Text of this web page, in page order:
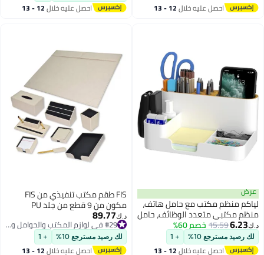
احصل عليه خلال 12 - 13 احصل عليه خلال 12 - 13
منظم مكتب مع حامل هاتف،
مكتبي متعدد الوظائف، حامل
وعلبة تخزين لمستلزمات
للمنزل والمدرسة والعمل،
إكسسوارات عصري لمساحة
6.23
15.59خصم 60%
رصيد مسترجع 10% + 1
احصل عليه خلال 12 - 13
FIS طقم مكتب تنفيذي من FIS
مكون من 9 قطع من جلد PU
الإيطالي، كريمي - FSDS172CR
د.ك‏ 89.77
#29 في لوازم المكتب والحوامل والموزعات
#29 في لوازم المكتب والحوامل والموزعات لك رصيد مسترجع 10% + 1
احصل عليه خلال 12 - 13